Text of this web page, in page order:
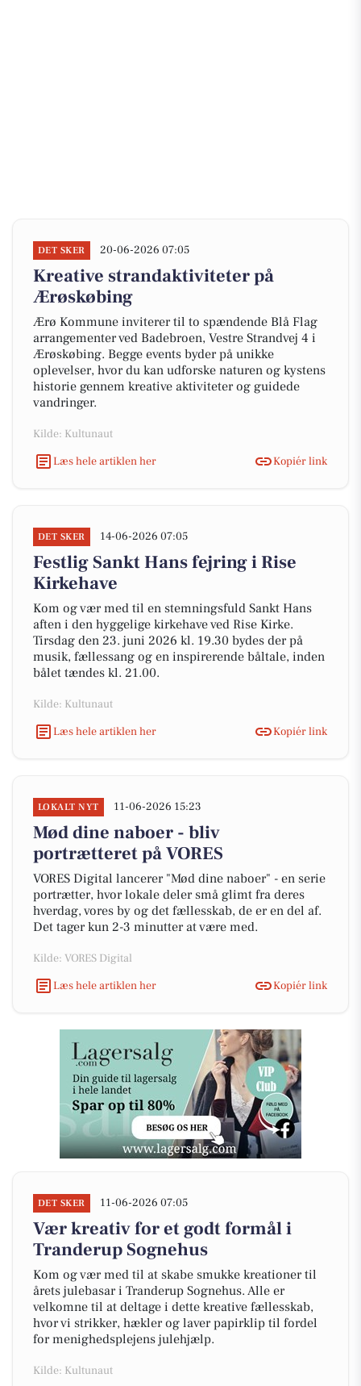
DET SKER 20-06-2026 07:05
Kreative strandaktiviteter på
Ærøskøbing
Ærø Kommune inviterer til to spændende Blå Flag
arrangementer ved Badebroen, Vestre Strandvej 4 i
Ærøskøbing. Begge events byder på unikke
oplevelser, hvor du kan udforske naturen og kystens
historie gennem kreative aktiviteter og guidede
vandringer.
Kilde: Kultunaut
Læs hele artiklen her
Kopiér link
DET SKER 14-06-2026 07:05
Festlig Sankt Hans fejring i Rise
Kirkehave
Kom og vær med til en stemningsfuld Sankt Hans
aften i den hyggelige kirkehave ved Rise Kirke.
Tirsdag den 23. juni 2026 kl. 19.30 bydes der på
musik, fællessang og en inspirerende båltale, inden
bålet tændes kl. 21.00.
Kilde: Kultunaut
Læs hele artiklen her
Kopiér link
LOKALT NYT 11-06-2026 15:23
Mød dine naboer - bliv
portrætteret på VORES
VORES Digital lancerer "Mød dine naboer" - en serie
portrætter, hvor lokale deler små glimt fra deres
hverdag, vores by og det fællesskab, de er en del af.
Det tager kun 2-3 minutter at være med.
Kilde: VORES Digital
Læs hele artiklen her
Kopiér link
DET SKER 11-06-2026 07:05
Vær kreativ for et godt formål i
Tranderup Sognehus
Kom og vær med til at skabe smukke kreationer til
årets julebasar i Tranderup Sognehus. Alle er
velkomne til at deltage i dette kreative fællesskab,
hvor vi strikker, hækler og laver papirklip til fordel
for menighedsplejens julehjælp.
Kilde: Kultunaut